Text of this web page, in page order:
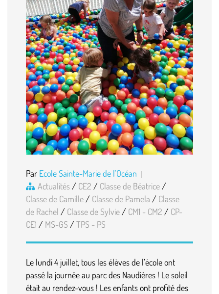
Par Ecole Sainte-Marie de l'Océan
Actualités / CE2 / Classe de Béatrice /
Classe de Camille / Classe de Pamela / Classe
de Rachel / Classe de Sylvie / CM1 - CM2 / CP-
CE1 / MS-GS / TPS - PS
Le lundi 4 juillet, tous les élèves de l’école ont
passé la journée au parc des Naudières ! Le soleil
était au rendez-vous ! Les enfants ont profité des